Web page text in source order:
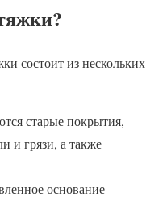
состоит из нескольких
старые покрытия,
и грязи, а также
основание